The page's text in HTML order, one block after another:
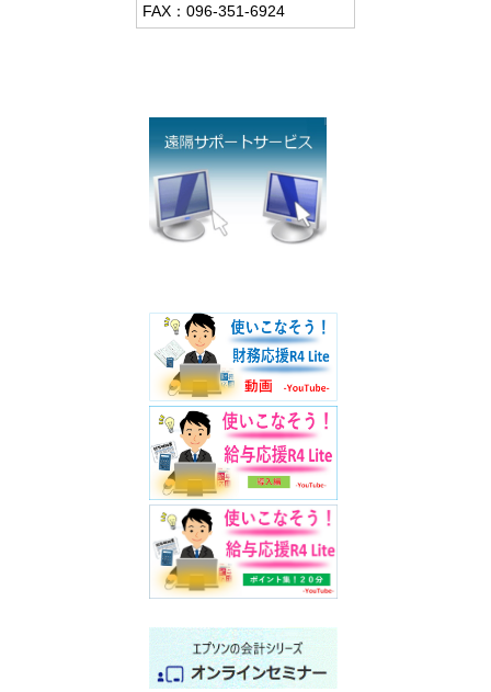
FAX：096-351-6924